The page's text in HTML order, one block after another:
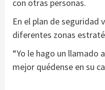
con otras personas.
En el plan de seguridad
diferentes zonas
“Yo le hago un llamado
mejor quédense en su